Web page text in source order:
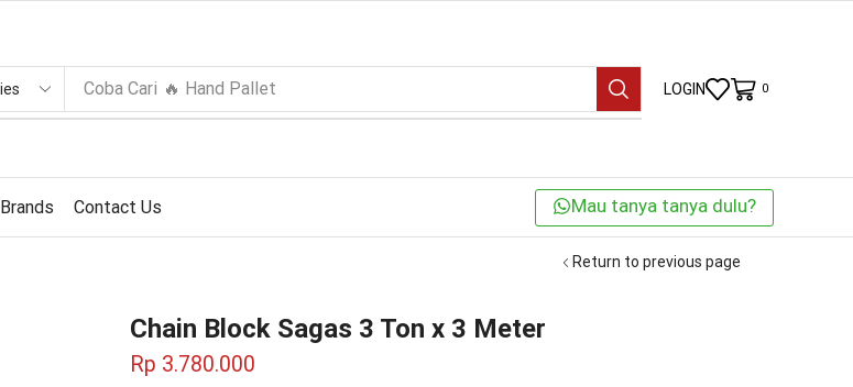
Coba Cari 🔥 Hand Pallet LOGIN 0
Brands Contact Us Mau tanya tanya dulu?
Return to previous page
Chain Block Sagas 3 Ton x 3 Meter
Rp 3.780.000